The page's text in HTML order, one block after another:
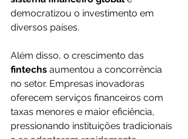
democratizou o investimento em
diversos países.
Além disso, o crescimento das
fintechs aumentou a concorrência
no setor. Empresas inovadoras
oferecem serviços financeiros com
taxas menores e maior eficiência,
pressionando instituições tradicionais